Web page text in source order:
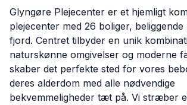
Glyngøre Plejecenter er et hjemligt
plejecenter med 26 boliger,
fjord. Centret tilbyder en unik
naturskønne omgivelser og moderne
skaber det perfekte sted for vores
deres alderdom med alle nødvendige
bekvemmeligheder tæt på. Vi stræber